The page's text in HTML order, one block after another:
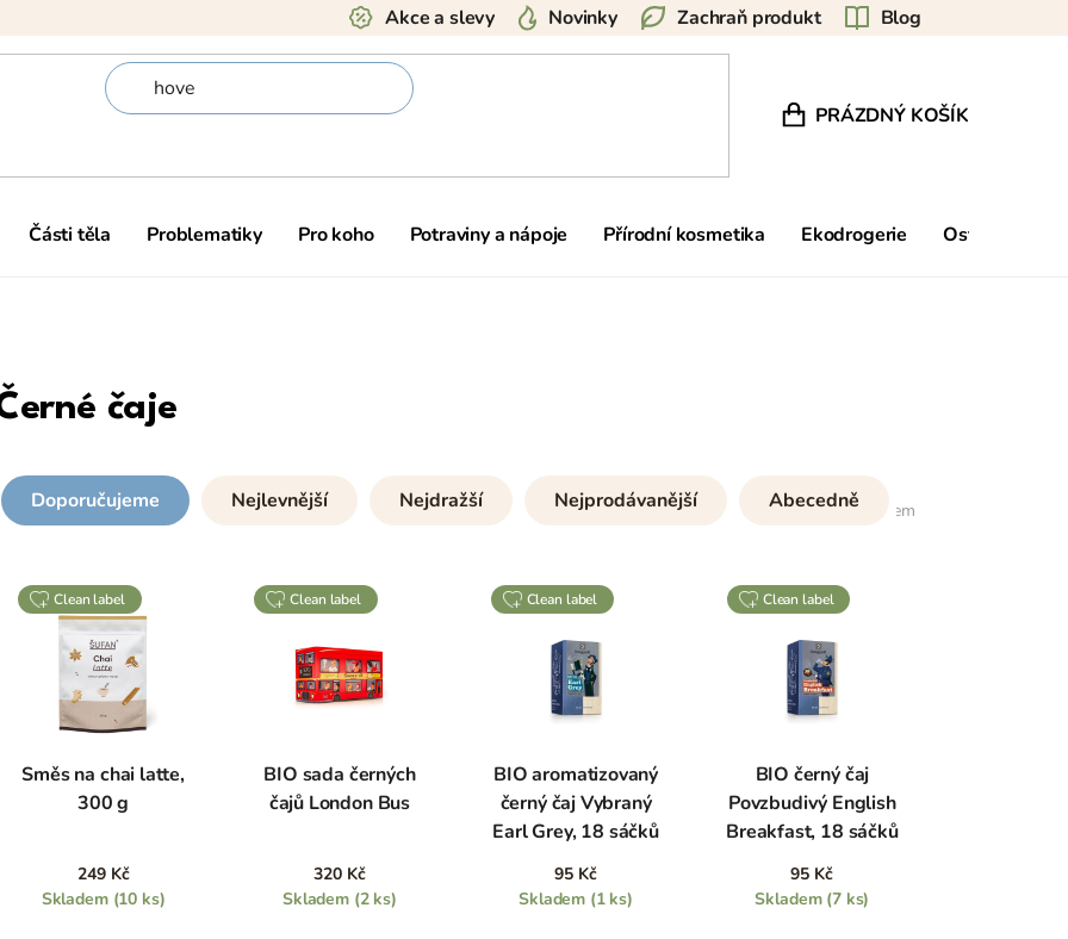
Blog
Zachraň produkt
Novinky
Akce a slevy
NÁKUPNÍ KOŠÍK
PRÁZDNÝ KOŠÍK
Části těla Problematiky Pro koho Potraviny a nápoje Přírodní kosmetika Ekodrogerie Ostatní
čaje
7položek celkem
Doporučujeme Nejlevnější Nejdražší Nejprodávanější Abecedně
clean label
Směs na chai latte,
300 g
249 Kč
Skladem (10 ks)
clean label
BIO sada černých
čajů London Bus
320 Kč
Skladem (2 ks)
clean label
BIO aromatizovaný
černý čaj Vybraný
Earl Grey, 18 sáčků
95 Kč
Skladem (1 ks)
clean label
BIO černý čaj
Povzbudivý English
Breakfast, 18 sáčků
95 Kč
Skladem (7 ks)